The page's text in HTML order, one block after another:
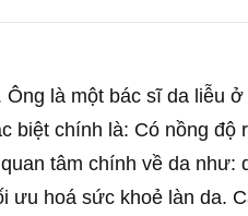
là một bác sĩ da liễu ở
biệt chính là: Có nồng độ
tâm chính về da như:
ưu hoá sức khoẻ làn da.